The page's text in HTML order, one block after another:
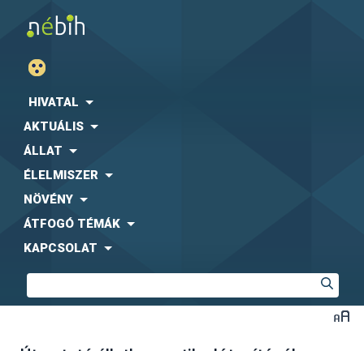
HIVATAL
AKTUÁLIS
ÁLLAT
ÉLELMISZER
NÖVÉNY
ÁTFOGÓ TÉMÁK
KAPCSOLAT